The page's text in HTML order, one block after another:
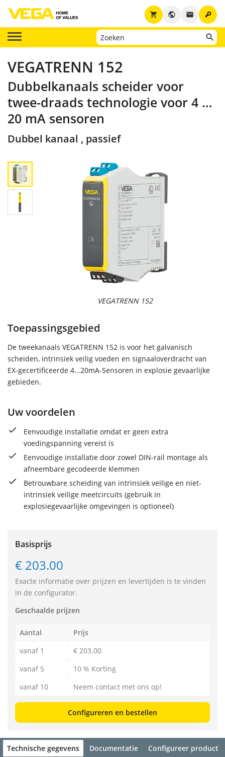
key
email
public
shopping_cart
VEGATRENN 152
Dubbelkanaals scheider voor
twee-draads technologie voor 4 …
20 mA sensoren
Dubbel kanaal , passief
VEGATRENN 152
Toepassingsgebied
De tweekanaals VEGATRENN 152 is voor het galvanisch
scheiden, intrinsiek veilig voeden en signaaloverdracht van
EX-gecertificeerde 4...20mA-Sensoren in explosie gevaarlijke
gebieden.
Uw voordelen
Eenvoudige installatie omdat er geen extra
voedingspanning vereist is
Eenvoudige installatie door zowel DIN-rail montage als
afneembare gecodeerde klemmen
Betrouwbare scheiding van intrinsiek veilige en niet-
intrinsiek veilige meetcircuits (gebruik in
explosiegevaarlijke omgevingen is optioneel)
Basisprijs
€ 203.00
Exacte informatie over prijzen en levertijden is te vinden
in de configurator.
Geschaalde prijzen
Aantal
Prijs
vanaf 1
€ 203.00
vanaf 5
10 % Korting
vanaf 10
Neem contact met ons op!
Configureren en bestellen
Technische gegevens Documentatie Configureer product